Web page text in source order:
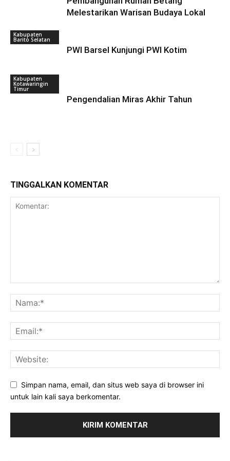
Melestarikan Warisan Budaya Lokal
Kabupaten
Barito Selatan
PWI Barsel Kunjungi PWI Kotim
Kabupaten
Kotawaringin
Timur
Pengendalian Miras Akhir Tahun
TINGGALKAN KOMENTAR
Simpan nama, email, dan situs web saya di browser ini
untuk lain kali saya berkomentar.